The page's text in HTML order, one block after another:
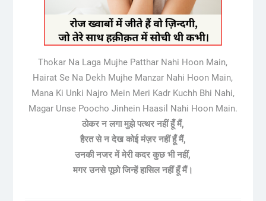
Thokar Na Laga Mujhe Patthar Nahi Hoon Main,
Hairat Se Na Dekh Mujhe Manzar Nahi Hoon Main,
Mana Ki Unki Najro Mein Meri Kadr Kuchh Bhi Nahi,
Magar Unse Poocho Jinhein Haasil Nahi Hoon Main.
ठोकर न लगा मुझे पत्थर नहीं हूँ मैं,
हैरत से न देख कोई मंज़र नहीं हूँ मैं,
उनकी नजर में मेरी कदर कुछ भी नहीं,
मगर उनसे पूछो जिन्हें हासिल नहीं हूँ मैं।